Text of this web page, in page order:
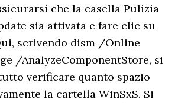
che la casella Pulizia
sia attivata e fare clic su
scrivendo dism /Online
/AnalyzeComponentStore, si
verificare quanto spazio
la cartella WinSxS. Si